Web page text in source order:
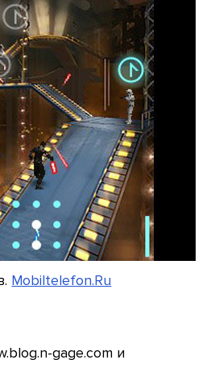
Mobiltelefon.Ru
gage.com и